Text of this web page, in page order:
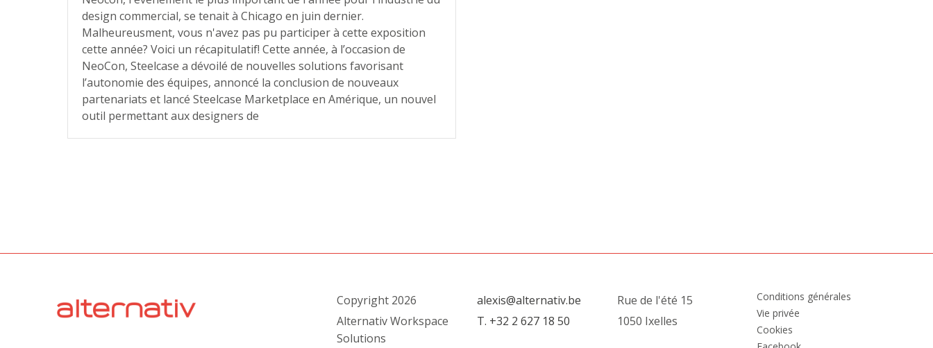
design commercial, se tenait à Chicago en juin dernier.
Malheureusment, vous n'avez pas pu participer à cette exposition
cette année? Voici un récapitulatif! Cette année, à l’occasion de
NeoCon, Steelcase a dévoilé de nouvelles solutions favorisant
l’autonomie des équipes, annoncé la conclusion de nouveaux
partenariats et lancé Steelcase Marketplace en Amérique, un nouvel
outil permettant aux designers de
Copyright 2026
Alternativ Workspace
Solutions
alexis@alternativ.be
T. +32 2 627 18 50
Rue de l'été 15
1050 Ixelles
Conditions générales
Vie privée
Cookies